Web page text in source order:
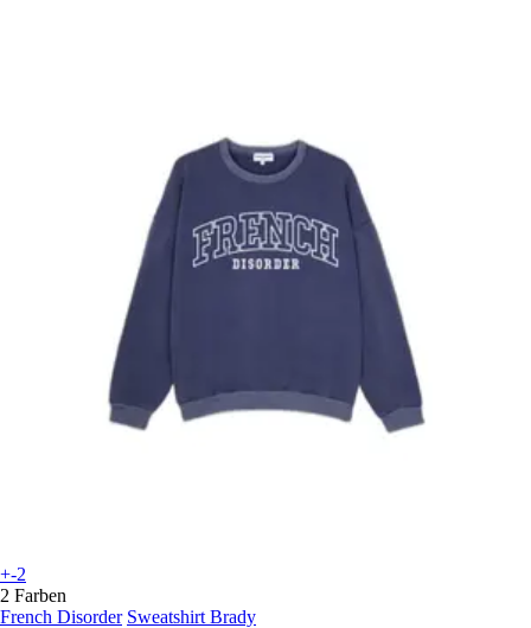
+-2
2 Farben
French Disorder Sweatshirt Brady